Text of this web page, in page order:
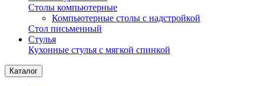
Столы компьютерные
Компьютерные столы с надстройкой
Стол письменный
Стулья
Кухонные стулья с мягкой спинкой
Каталог